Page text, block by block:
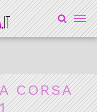
CORSA